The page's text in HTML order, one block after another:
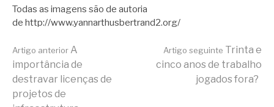
Todas as imagens são de autoria
de http://www.yannarthusbertrand2.org/
Continue
Artigo anterior A
importância de
destravar licenças de
projetos de
Artigo seguinte Trinta e
cinco anos de trabalho
jogados fora?